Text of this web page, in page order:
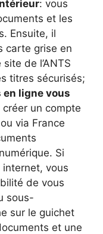
: vous
et les
Ensuite, il
carte grise en
de l’ANTS
titres sécurisés;
en ligne vous
créer un compte
via France
Si
internet, vous
de vous
sous-
sur le guichet
et une